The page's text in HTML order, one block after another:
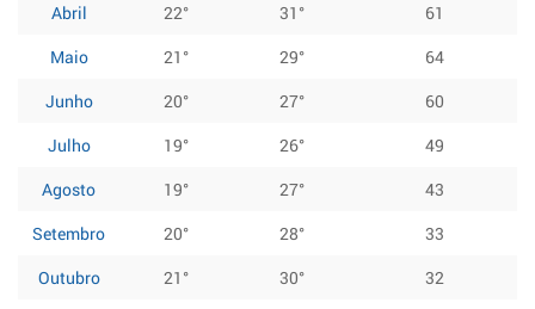
Abril
22° 31°
61
Maio
21° 29°
64
Junho
20° 27°
60
Julho
19° 26°
49
Agosto
19° 27°
43
Setembro
20° 28°
33
Outubro
21° 30°
32